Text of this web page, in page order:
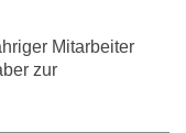
Mitarbeiter
zur